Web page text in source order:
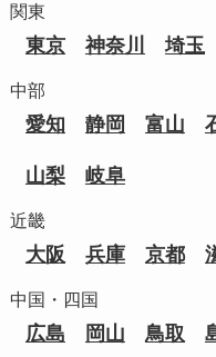
関東
東京 神奈川 埼玉
中部
愛知 静岡 富山
山梨 岐阜
近畿
大阪 兵庫 京都
中国・四国
広島 岡山 鳥取